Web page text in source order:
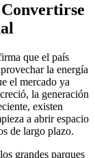
que el país
la energía
el mercado ya
la generación
existen
a abrir espacio
de largo plazo.
grandes parques